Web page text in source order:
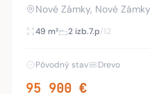
Nové Zámky, Nové Zámky
49 m² 2 izb.7.p/12
Pôvodný stav Drevo
95 900 €